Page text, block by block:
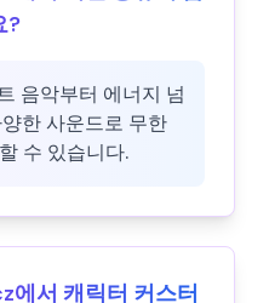
?
음악부터 에너지 넘
한 사운드로 무한
수 있습니다.
에서 캐릭터 커스터